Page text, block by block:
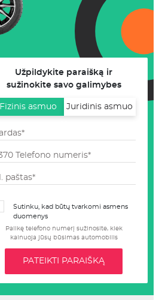
Užpildykite paraišką ir
sužinokite savo galimybes
Fizinis asmuo Juridinis asmuo
Sutinku, kad būtų tvarkomi asmens
duomenys
Palikę telefono numerį sužinosite, kiek
kainuoja jūsų būsimas automobilis
PATEIKTI PARAIŠKĄ